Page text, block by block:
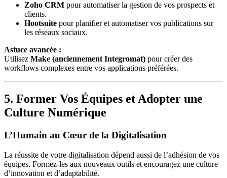
Zoho CRM pour automatiser la gestion de vos prospects et
clients.
Hootsuite pour planifier et automatiser vos publications sur
les réseaux sociaux.
Astuce avancée :
Utilisez Make (anciennement Integromat) pour créer des
workflows complexes entre vos applications préférées.
5. Former Vos Équipes et Adopter une
Culture Numérique
L’Humain au Cœur de la Digitalisation
La réussite de votre digitalisation dépend aussi de l’adhésion de vos
équipes. Formez-les aux nouveaux outils et encouragez une culture
d’innovation et d’adaptabilité.